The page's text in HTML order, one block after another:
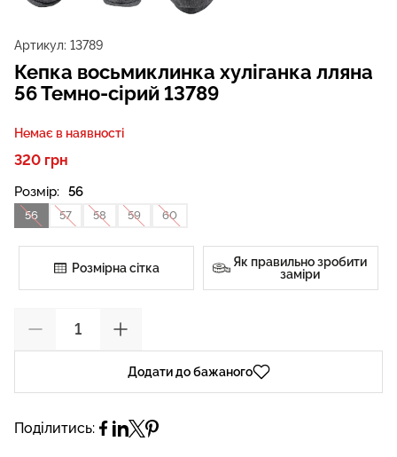
Артикул: 13789
Кепка восьмиклинка хуліганка лляна
56 Темно-сірий 13789
Немає в наявності
320 грн
Розмір: 56
56 57 58 59 60
Розмірна сітка
Як правильно зробити
заміри
Додати до бажаного
Поділитись: